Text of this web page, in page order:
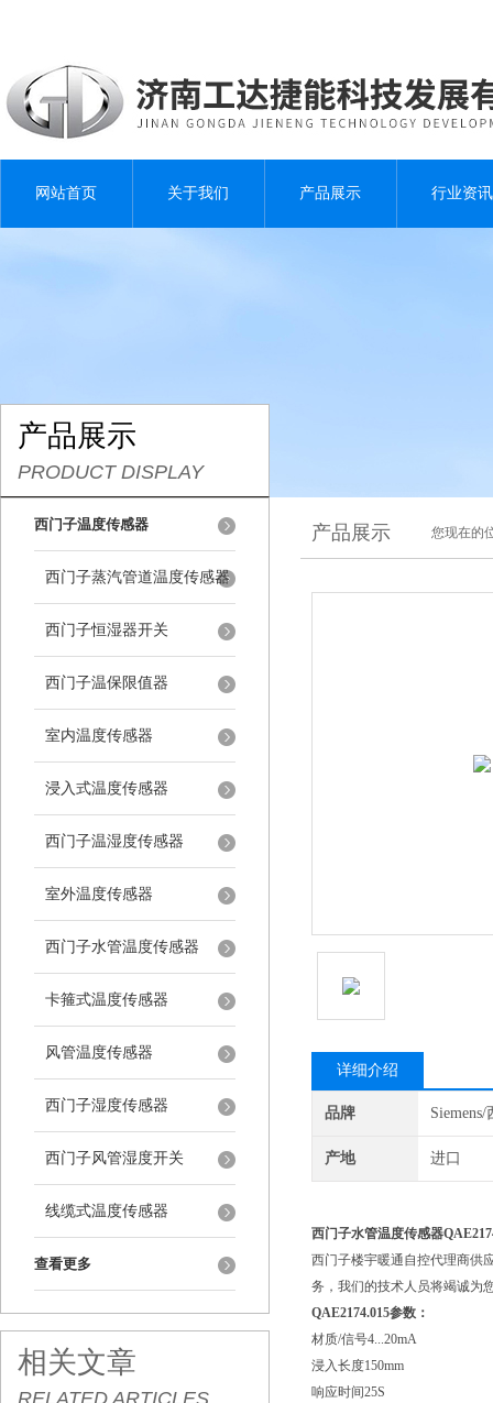
网站首页 关于我们 产品展示 行业资讯
产品展示
PRODUCT DISPLAY
西门子温度传感器
西门子蒸汽管道温度传感器
西门子恒湿器开关
西门子温保限值器
室内温度传感器
浸入式温度传感器
西门子温湿度传感器
室外温度传感器
西门子水管温度传感器
卡箍式温度传感器
风管温度传感器
西门子湿度传感器
西门子风管湿度开关
线缆式温度传感器
查看更多
相关文章
RELATED ARTICLES
产品展示 您现在的
详细介绍
品牌
产地 进口
西门子水管温度传感器
西门子楼宇暖通自控代理商供
务，我们的技术人员将竭诚为
QAE2174.015参数：
材质/信号4...20mA
浸入长度150mm
响应时间25S